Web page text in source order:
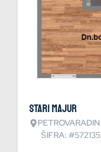
Stari Majur
PETROVARADIN
ŠIFRA: #572135